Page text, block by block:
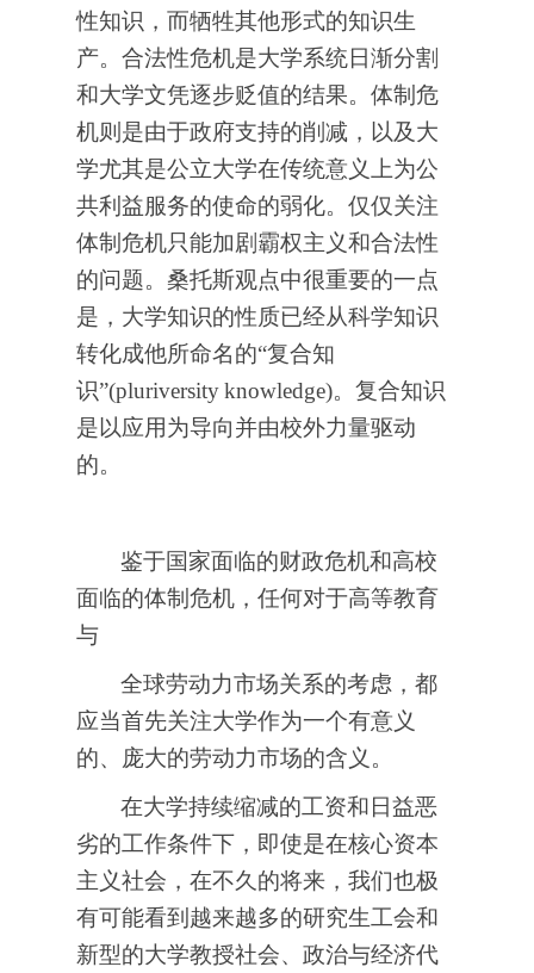
性知识，而牺牲其他形式的知识生
产。合法性危机是大学系统日渐分割
和大学文凭逐步贬值的结果。体制危
机则是由于政府支持的削减，以及大
学尤其是公立大学在传统意义上为公
共利益服务的使命的弱化。仅仅关注
体制危机只能加剧霸权主义和合法性
的问题。桑托斯观点中很重要的一点
是，大学知识的性质已经从科学知识
转化成他所命名的“复合知
识”(pluriversityknowledge)。复合知识
是以应用为导向并由校外力量驱动
的。
鉴于国家面临的财政危机和高校
面临的体制危机，任何对于高等教育
与
全球劳动力市场关系的考虑，都
应当首先关注大学作为一个有意义
的、庞大的劳动力市场的含义。
在大学持续缩减的工资和日益恶
劣的工作条件下，即使是在核心资本
主义社会，在不久的将来，我们也极
有可能看到越来越多的研究生工会和
新型的大学教授社会、政治与经济代